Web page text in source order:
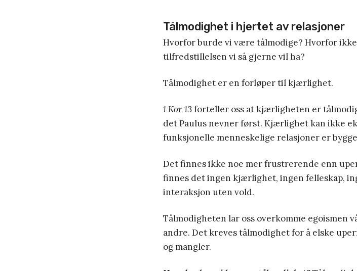
Tålmodighet i hjertet av relasjoner
Hvorfor burde vi være tålmodige? Hvorfor
tilfredstillelsen vi så gjerne vil ha?
Tålmodighet er en forløper til kjærlighet.
1 Kor 13forteller oss at kjærligheten er
det Paulus nevner først. Kjærlighet kan ikke
funksjonelle menneskelige relasjoner er
Det finnes ikke noe mer frustrerende enn
finnes det ingen kjærlighet, ingen felleskap,
interaksjon uten vold.
Tålmodigheten lar oss overkomme egoismen
andre. Det kreves tålmodighet for å elske
og mangler.